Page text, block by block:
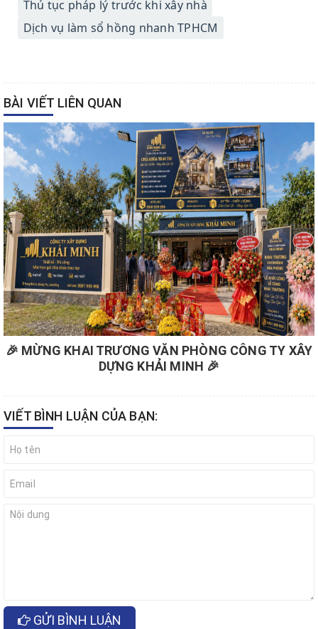
Thủ tục pháp lý trước khi xây nhà
Dịch vụ làm sổ hồng nhanh TPHCM
BÀI VIẾT LIÊN QUAN
🎉 MỪNG KHAI TRƯƠNG VĂN PHÒNG CÔNG TY XÂY
DỰNG KHẢI MINH 🎉
VIẾT BÌNH LUẬN CỦA BẠN:
GỬI BÌNH LUẬN